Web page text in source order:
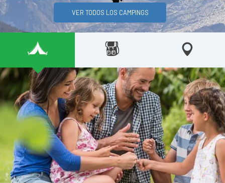
VER TODOS LOS CAMPINGS